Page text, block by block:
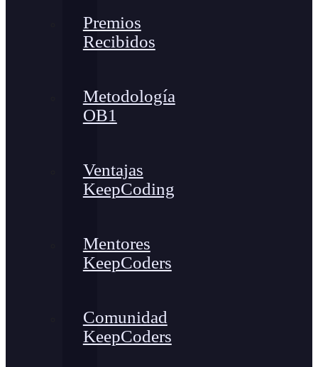
Premios
Recibidos
Metodología
OB1
Ventajas
KeepCoding
Mentores
KeepCoders
Comunidad
KeepCoders